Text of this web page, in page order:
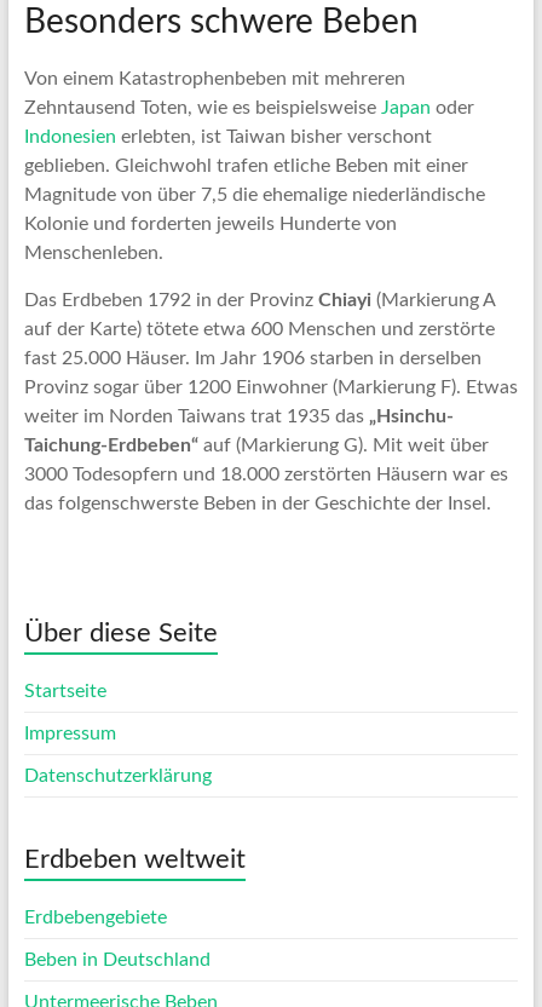
Besonders schwere Beben
Von einem Katastrophenbeben mit mehreren
Zehntausend Toten, wie es beispielsweise Japan oder
Indonesien erlebten, ist Taiwan bisher verschont
geblieben. Gleichwohl trafen etliche Beben mit einer
Magnitude von über 7,5 die ehemalige niederländische
Kolonie und forderten jeweils Hunderte von
Menschenleben.
Das Erdbeben 1792 in der Provinz Chiayi (Markierung A
auf der Karte) tötete etwa 600 Menschen und zerstörte
fast 25.000 Häuser. Im Jahr 1906 starben in derselben
Provinz sogar über 1200 Einwohner (Markierung F). Etwas
weiter im Norden Taiwans trat 1935 das „Hsinchu-
Taichung-Erdbeben“auf (Markierung G). Mit weit über
3000 Todesopfern und 18.000 zerstörten Häusern war es
das folgenschwerste Beben in der Geschichte der Insel.
Über diese Seite
Startseite
Impressum
Datenschutzerklärung
Erdbeben weltweit
Erdbebengebiete
Beben in Deutschland
Untermeerische Beben